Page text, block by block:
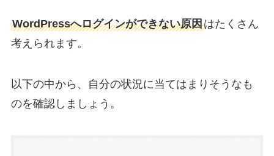
WordPressへログインができない原因はたくさん
考えられます。
以下の中から、自分の状況に当てはまりそうなも
のを確認しましょう。